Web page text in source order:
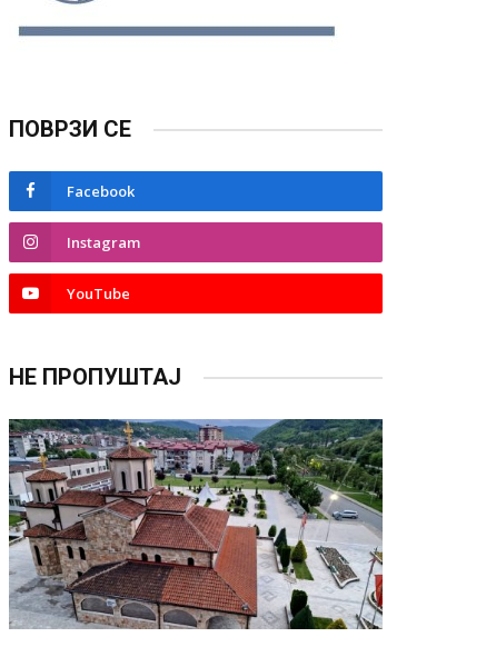
ПОВРЗИ СЕ
Facebook
Instagram
YouTube
НЕ ПРОПУШТАЈ